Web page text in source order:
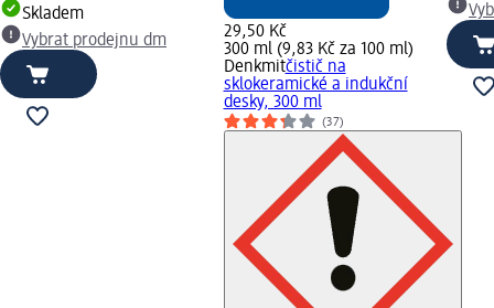
Skladem
Vybrat prodejnu dm
29,50 Kč
300 ml (9,83 Kč za 100 ml)
Denkmitčistič na
sklokeramické a indukční
desky, 300 ml
(37)